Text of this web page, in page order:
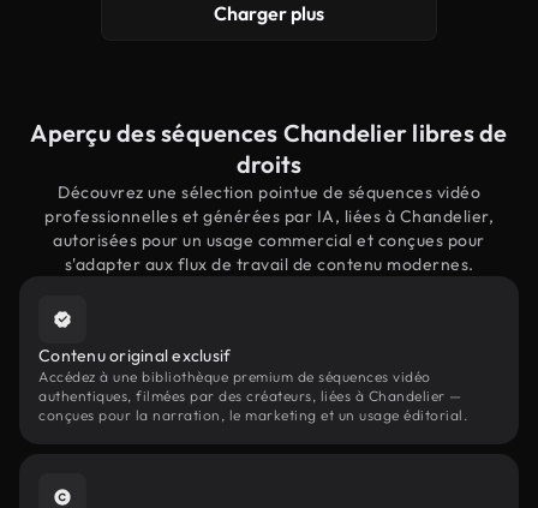
Charger plus
Aperçu des séquences Chandelier libres de
droits
Découvrez une sélection pointue de séquences vidéo
professionnelles et générées par IA, liées à Chandelier,
autorisées pour un usage commercial et conçues pour
s'adapter aux flux de travail de contenu modernes.
Contenu original exclusif
Accédez à une bibliothèque premium de séquences vidéo
authentiques, filmées par des créateurs, liées à Chandelier —
conçues pour la narration, le marketing et un usage éditorial.